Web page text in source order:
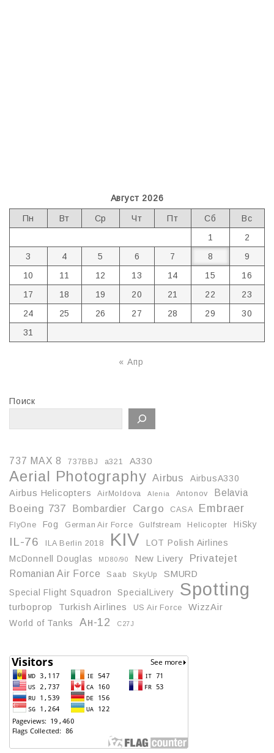
Август 2026
Пн Вт Ср Чт Пт Сб
Вс
1
2
3
4 5 6 7 8
9
10
11 12 13 14 15
16
17
18 19 20 21 22
23
24
25 26 27 28 29
30
31
« Апр
Поиск
737 MAX 8 737BBJ a321 A330
Aerial Photography Airbus
AirbusA330
Airbus Helicopters
AirMoldova Alenia Antonov Belavia
Boeing 737 Bombardier Cargo CASA Embraer
FlyOne Fog German Air Force Gulfstream Helicopter HiSky
IL-76 ILA Berlin 2018 KIV
LOT Polish Airlines
McDonnell Douglas
MD80/90 New Livery Privatejet
Romanian Air Force Saab SkyUp
SMURD
Special Flight Squadron
SpecialLivery Spotting
turboprop Turkish Airlines US Air Force
WizzAir
World of Tanks
Ан-12 С27J